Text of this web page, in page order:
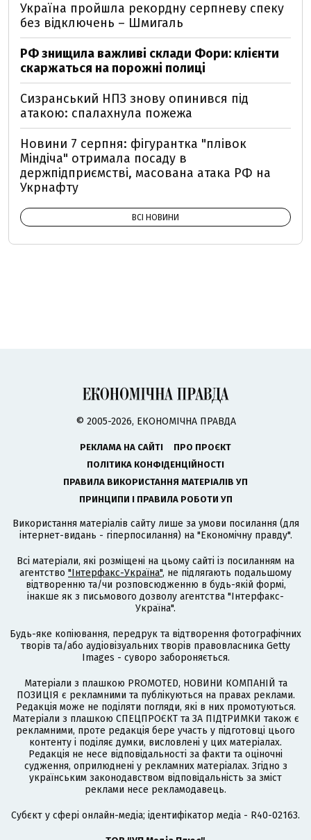
Україна пройшла рекордну серпневу спеку
без відключень – Шмигаль
РФ знищила важливі склади Фори: клієнти
скаржаться на порожні полиці
Сизранський НПЗ знову опинився під
атакою: спалахнула пожежа
Новини 7 серпня: фігурантка "плівок
Міндіча" отримала посаду в
держпідприємстві, масована атака РФ на
Укрнафту
ВСІ НОВИНИ
© 2005-2026, ЕКОНОМІЧНА ПРАВДА
РЕКЛАМА НА САЙТІ
ПРО ПРОЄКТ
ПОЛІТИКА КОНФІДЕНЦІЙНОСТІ
ПРАВИЛА ВИКОРИСТАННЯ МАТЕРІАЛІВ УП
ПРИНЦИПИ І ПРАВИЛА РОБОТИ УП
Використання матеріалів сайту лише за умови посилання (для
інтернет-видань - гіперпосилання) на "Економічну правду".
Всі матеріали, які розміщені на цьому сайті із посиланням на
агентство "Інтерфакс-Україна", не підлягають подальшому
відтворенню та/чи розповсюдженню в будь-якій формі,
інакше як з письмового дозволу агентства "Інтерфакс-
Україна".
Будь-яке копіювання, передрук та відтворення фотографічних
творів та/або аудіовізуальних творів правовласника Getty
Images - суворо забороняється.
Матеріали з плашкою PROMOTED, НОВИНИ КОМПАНІЙ та
ПОЗИЦІЯ є рекламними та публікуються на правах реклами.
Редакція може не поділяти погляди, які в них промотуються.
Матеріали з плашкою СПЕЦПРОЄКТ та ЗА ПІДТРИМКИ також є
рекламними, проте редакція бере участь у підготовці цього
контенту і поділяє думки, висловлені у цих матеріалах.
Редакція не несе відповідальності за факти та оціночні
судження, оприлюднені у рекламних матеріалах. Згідно з
українським законодавством відповідальність за зміст
реклами несе рекламодавець.
Cубєкт у сфері онлайн-медіа; ідентифікатор медіа - R40-02163.